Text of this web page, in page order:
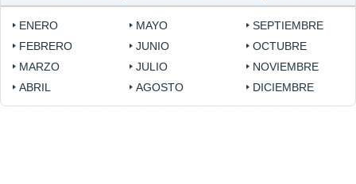
ENERO
FEBRERO
MARZO
ABRIL
MAYO
JUNIO
JULIO
AGOSTO
SEPTIEMBRE
OCTUBRE
NOVIEMBRE
DICIEMBRE